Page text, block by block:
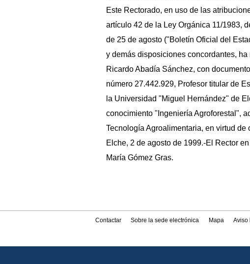
Este Rectorado, en uso de las
artículo 42 de la Ley Orgánica 11/1983,
de 25 de agosto ("Boletín Oficial del
y demás disposiciones concordantes, ha
Ricardo Abadía Sánchez, con
número 27.442.929, Profesor titular de
la Universidad "Miguel Hernández" de
conocimiento "Ingeniería Agroforestal",
Tecnología Agroalimentaria, en virtud de
Elche, 2 de agosto de 1999.-El Rector
María Gómez Gras.
Contactar Sobre la sede electrónica Mapa Aviso